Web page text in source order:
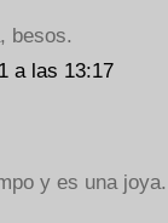
besos.
a las 13:17
y es una joya.